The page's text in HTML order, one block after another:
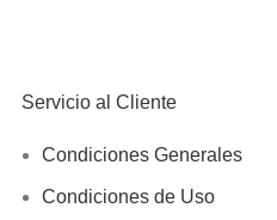
Servicio al Cliente
Condiciones Generales
Condiciones de Uso